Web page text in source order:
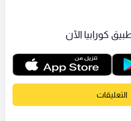
كورابيا الآن
التعليقات